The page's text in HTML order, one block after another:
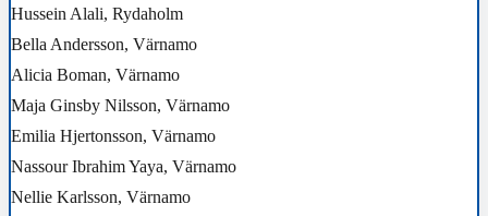
Hussein Alali, Rydaholm
Bella Andersson, Värnamo
Alicia Boman, Värnamo
Maja Ginsby Nilsson, Värnamo
Emilia Hjertonsson, Värnamo
Nassour Ibrahim Yaya, Värnamo
Nellie Karlsson, Värnamo